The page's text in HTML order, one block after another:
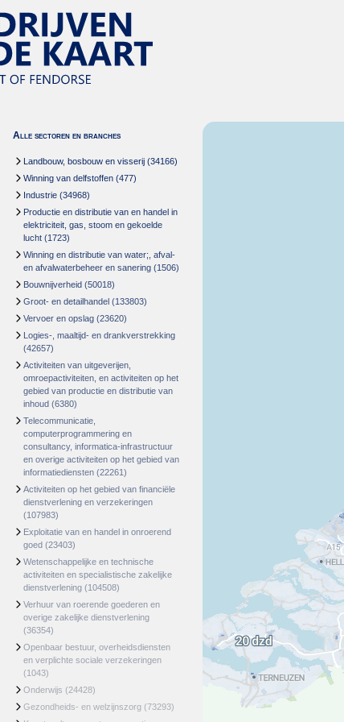
Alle sectoren en branches
Landbouw, bosbouw en visserij (34166)
Winning van delfstoffen (477)
Industrie (34968)
Productie en distributie van en handel in
elektriciteit, gas, stoom en gekoelde
lucht (1723)
Winning en distributie van water;, afval-
en afvalwaterbeheer en sanering (1506)
Bouwnijverheid (50018)
Groot- en detailhandel (133803)
Vervoer en opslag (23620)
Logies-, maaltijd- en drankverstrekking
(42657)
Activiteiten van uitgeverijen,
omroepactiviteiten, en activiteiten op het
gebied van productie en distributie van
inhoud (6380)
Telecommunicatie,
computerprogrammering en
consultancy, informatica-infrastructuur
en overige activiteiten op het gebied van
informatiediensten (22261)
Activiteiten op het gebied van financiële
dienstverlening en verzekeringen
(107983)
Exploitatie van en handel in onroerend
goed (23403)
Wetenschappelijke en technische
activiteiten en specialistische zakelijke
dienstverlening (104508)
Verhuur van roerende goederen en
overige zakelijke dienstverlening
(36354)
Openbaar bestuur, overheidsdiensten
en verplichte sociale verzekeringen
(1043)
Onderwijs (24428)
Gezondheids- en welzijnszorg (73293)